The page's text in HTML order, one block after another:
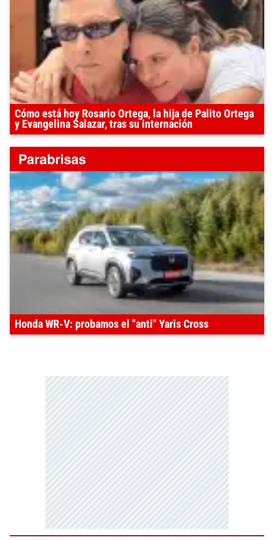
Cómo está hoy Rosario Ortega, la hija de Palito Ortega
y Evangelina Salazar, tras su internación
Honda WR-V: probamos el "anti" Yaris Cross